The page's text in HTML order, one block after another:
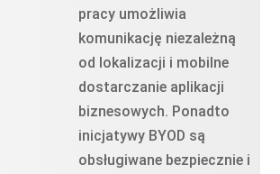
pracy umożliwia
komunikację niezależną
od lokalizacji i mobilne
dostarczanie aplikacji
biznesowych. Ponadto
inicjatywy BYOD są
obsługiwane bezpiecznie i